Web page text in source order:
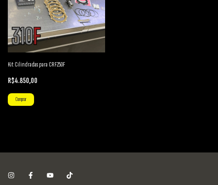
Kit Cilindradas para CRF250F
R$4.850,00